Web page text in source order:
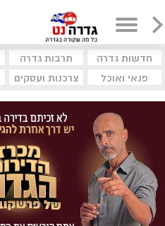
חדשות גדרה תרבות גדרה
פנאי ואוכל
צרכנות ועסקים